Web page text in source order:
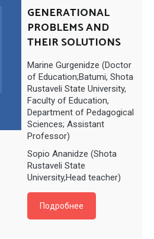
GENERATIONAL
PROBLEMS AND
THEIR SOLUTIONS
Marine Gurgenidze (Doctor
of Education;Batumi, Shota
Rustaveli State University,
Faculty of Education,
Department of Pedagogical
Sciences; Assistant
Professor)
Sopio Ananidze (Shota
Rustaveli State
University,Head teacher)
Подробнее